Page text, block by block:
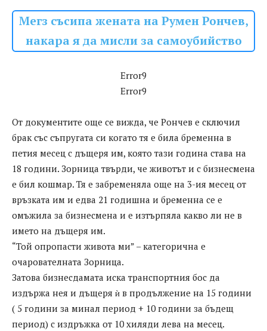
Мегз съсипа жената на Румен Рончев,
накара я да мисли за самоубийство
Error9
Error9
От документите още се вижда, че Рончев е сключил
брак със съпругата си когато тя е била бременна в
петия месец с дъщеря им, която тази година става на
18 години. Зорница твърди, че животът и с бизнесмена
е бил кошмар. Тя е забременяла още на 3-ия месец от
връзката им и едва 21 годишна и бременна се е
омъжила за бизнесмена и е изтърпяла какво ли не в
името на дъщеря им.
“Той опропасти живота ми” – категорична е
очарователната Зорница.
Затова бизнесдамата иска транспортния бос да
издържа нея и дъщеря ѝ в продължение на 15 години
( 5 години за минал период + 10 години за бъдещ
период) с издръжка от 10 хиляди лева на месец.